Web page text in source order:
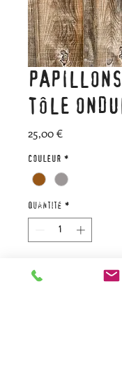
TÔLE
25,00 €Prix
COULEUR *
Quantité *
Ajouter au